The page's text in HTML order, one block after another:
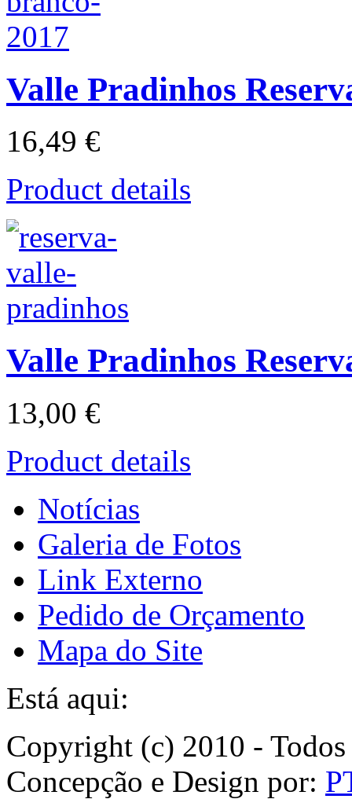
Valle Pradinhos
16,49 €
Product details
Valle Pradinhos
13,00 €
Product details
Notícias
Galeria de Fotos
Link Externo
Pedido de Orçamento
Mapa do Site
Está aqui:
Copyright (c) 2010 -
Concepção e Design por: